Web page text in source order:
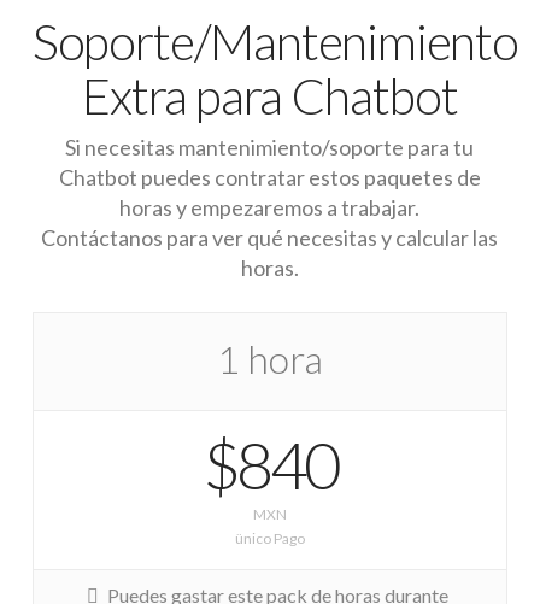
Soporte/Mantenimiento
Extra para Chatbot
Si necesitas mantenimiento/soporte para tu
Chatbot puedes contratar estos paquetes de
horas y empezaremos a trabajar.
Contáctanos para ver qué necesitas y calcular las
horas.
1 hora
$840
MXN
ünico Pago
Puedes gastar este pack de horas durante